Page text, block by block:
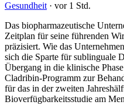
Gesundheit · vor 1 Std.
Das biopharmazeutische
Zeitplan für seine führenden
präzisiert. Wie das
sich die Sparte für sublinguale
Übergang in die klinische
Cladribin-Programm zur
für das in der zweiten
Bioverfügbarkeitsstudie am